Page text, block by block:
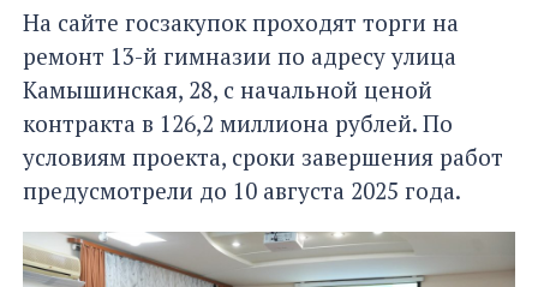
На сайте госзакупок проходят торги на
ремонт 13-й гимназии по адресу улица
Камышинская, 28, с начальной ценой
контракта в 126,2 миллиона рублей. По
условиям проекта, сроки завершения работ
предусмотрели до 10 августа 2025 года.